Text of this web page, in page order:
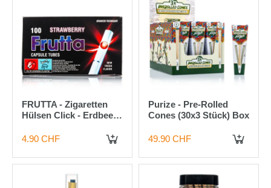
FRUTTA - Zigaretten
Hülsen Click - Erdbeere
4.90 CHF
Purize - Pre-Rolled
Cones (30x3 Stück) Box
49.90 CHF